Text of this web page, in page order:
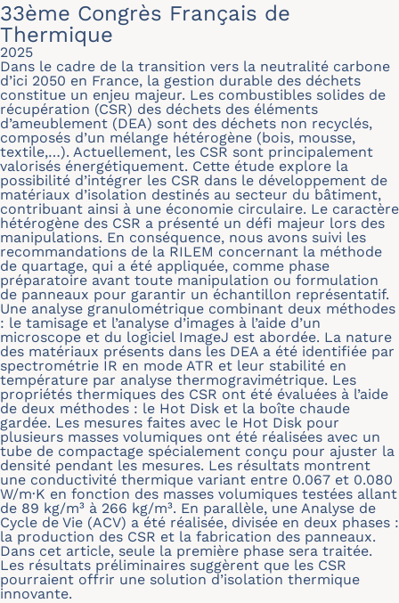
33ème Congrès Français de
Thermique
2025
Dans le cadre de la transition vers la neutralité carbone
d’ici 2050 en France, la gestion durable des déchets
constitue un enjeu majeur. Les combustibles solides de
récupération (CSR) des déchets des éléments
d’ameublement (DEA) sont des déchets non recyclés,
composés d’un mélange hétérogène (bois, mousse,
textile,…). Actuellement, les CSR sont principalement
valorisés énergétiquement. Cette étude explore la
possibilité d’intégrer les CSR dans le développement de
matériaux d’isolation destinés au secteur du bâtiment,
contribuant ainsi à une économie circulaire. Le caractère
hétérogène des CSR a présenté un défi majeur lors des
manipulations. En conséquence, nous avons suivi les
recommandations de la RILEM concernant la méthode
de quartage, qui a été appliquée, comme phase
préparatoire avant toute manipulation ou formulation
de panneaux pour garantir un échantillon représentatif.
Une analyse granulométrique combinant deux méthodes
: le tamisage et l’analyse d’images à l’aide d’un
microscope et du logiciel ImageJ est abordée. La nature
des matériaux présents dans les DEA a été identifiée par
spectrométrie IR en mode ATR et leur stabilité en
température par analyse thermogravimétrique. Les
propriétés thermiques des CSR ont été évaluées à l’aide
de deux méthodes : le Hot Disk et la boîte chaude
gardée. Les mesures faites avec le Hot Disk pour
plusieurs masses volumiques ont été réalisées avec un
tube de compactage spécialement conçu pour ajuster la
densité pendant les mesures. Les résultats montrent
une conductivité thermique variant entre 0.067 et 0.080
W/m·K en fonction des masses volumiques testées allant
de 89 kg/m³ à 266 kg/m³. En parallèle, une Analyse de
Cycle de Vie (ACV) a été réalisée, divisée en deux phases :
la production des CSR et la fabrication des panneaux.
Dans cet article, seule la première phase sera traitée.
Les résultats préliminaires suggèrent que les CSR
pourraient offrir une solution d’isolation thermique
innovante.